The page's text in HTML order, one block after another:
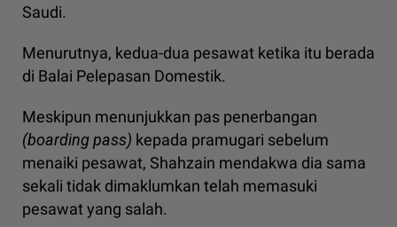
Saudi.
Menurutnya, kedua-dua pesawat ketika itu berada
di Balai Pelepasan Domestik.
Meskipun menunjukkan pas penerbangan
(boarding pass) kepada pramugari sebelum
menaiki pesawat, Shahzain mendakwa dia sama
sekali tidak dimaklumkan telah memasuki
pesawat yang salah.